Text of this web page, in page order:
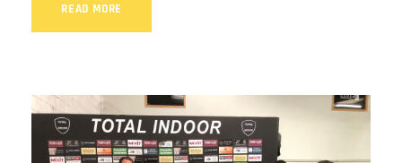
READ MORE